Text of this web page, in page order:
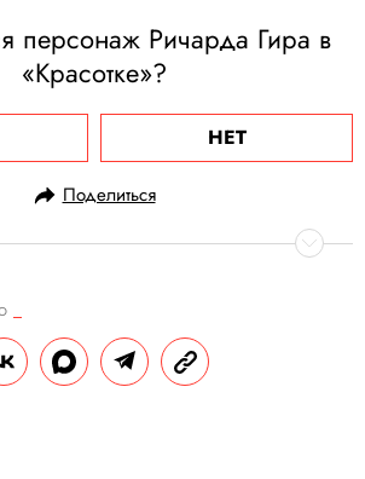
персонаж Ричарда Гира в
«Красотке»?
НЕТ
Поделиться
задержка с выходом